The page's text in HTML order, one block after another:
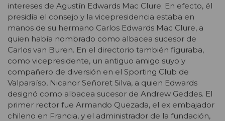
intereses de Agustín Edwards Mac Clure. En efecto, él
presidía el consejo y la vicepresidencia estaba en
manos de su hermano Carlos Edwards Mac Clure, a
quien había nombrado como albacea sucesor de
Carlos van Buren. En el directorio también figuraba,
como vicepresidente, un antiguo amigo suyo y
compañero de diversión en el Sporting Club de
Valparaíso, Nicanor Señoret Silva, a quien Edwards
designó como albacea sucesor de Andrew Geddes. El
primer rector fue Armando Quezada, el ex embajador
chileno en Francia, y el administrador de la fundación,